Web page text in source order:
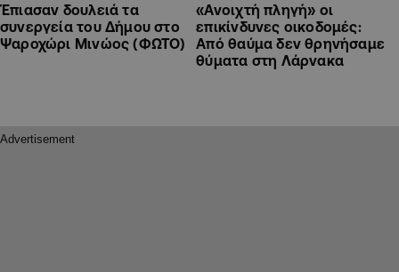
Έπιασαν δουλειά τα
συνεργεία του Δήμου στο
Ψαροχώρι Μινώος (ΦΩΤΟ)
«Ανοιχτή πληγή» οι
επικίνδυνες οικοδομές:
Από θαύμα δεν θρηνήσαμε
θύματα στη Λάρνακα